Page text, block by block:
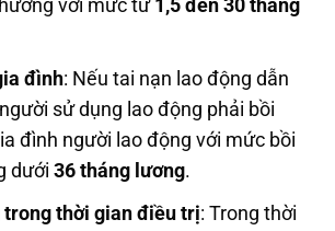
với mức từ1,5 đến 30 tháng
đình: Nếu tai nạn lao động dẫn
sử dụng lao động phải bồi
đình người lao động với mức bồi
dưới 36 tháng lương.
thời gian điều trị: Trong thời